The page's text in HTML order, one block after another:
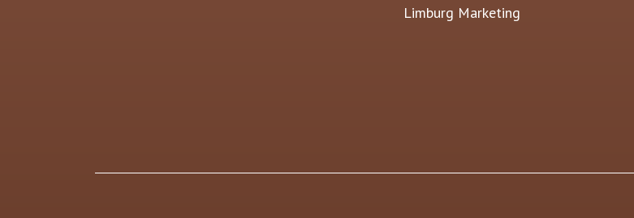
Limburg Marketing